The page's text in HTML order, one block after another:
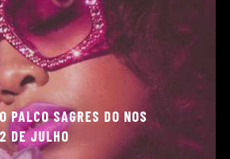
PALCO SAGRES DO NOS
DE JULHO